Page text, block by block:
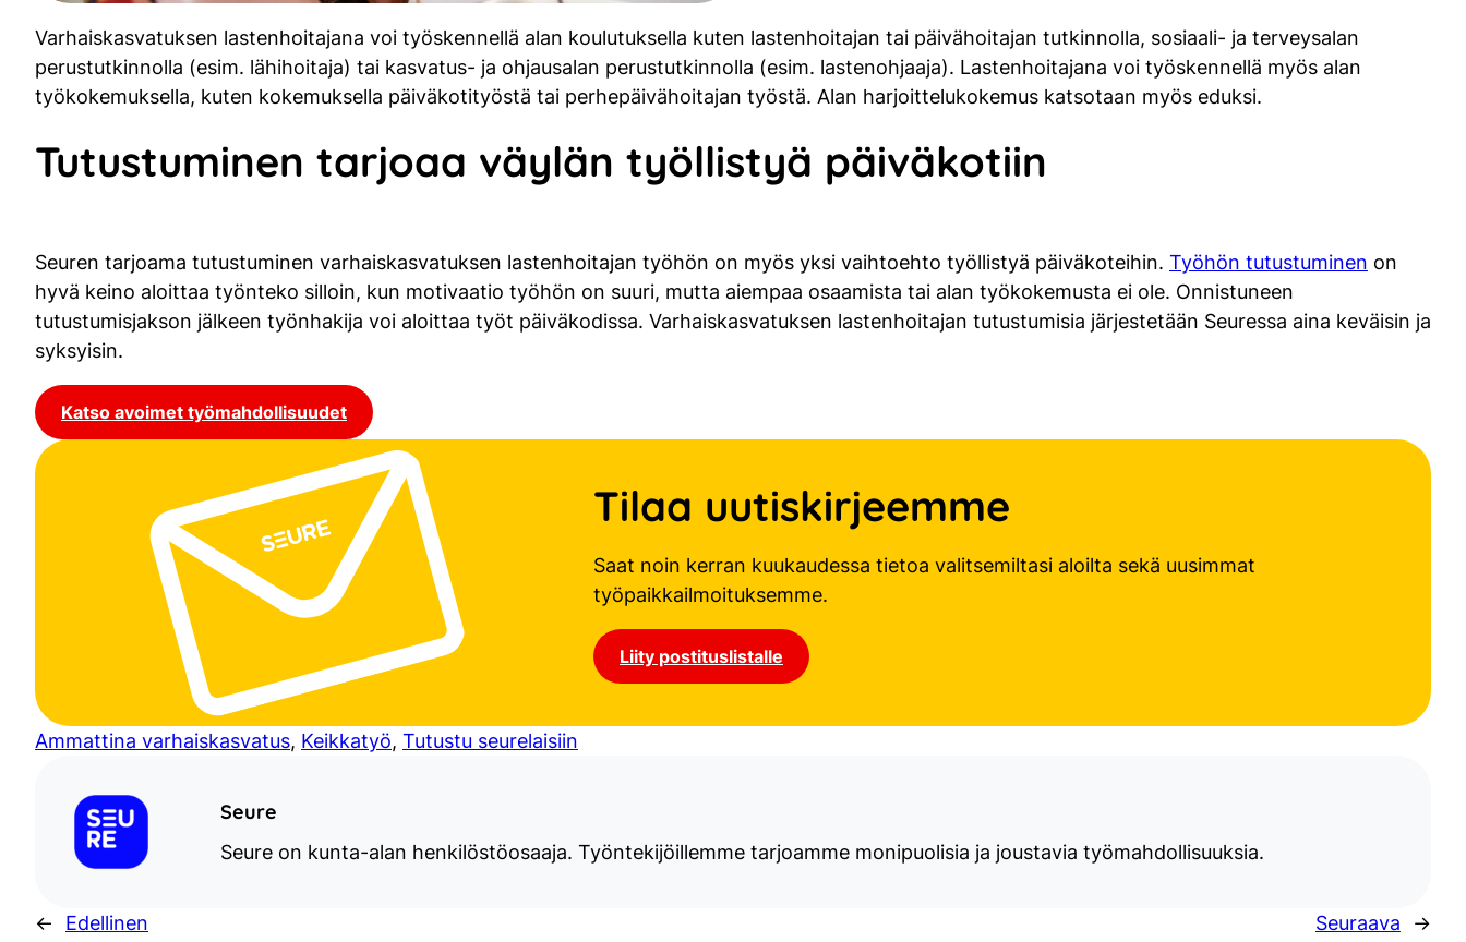
Varhaiskasvatuksen lastenhoitajana voi työskennellä alan koulutuksella kuten lastenhoitajan tai päivähoitajan tutkinnolla, sosiaali- ja terveysalan
perustutkinnolla (esim. lähihoitaja) tai kasvatus- ja ohjausalan perustutkinnolla (esim. lastenohjaaja). Lastenhoitajana voi työskennellä myös alan
työkokemuksella, kuten kokemuksella päiväkotityöstä tai perhepäivähoitajan työstä. Alan harjoittelukokemus katsotaan myös eduksi.
Tutustuminen tarjoaa väylän työllistyä päiväkotiin
Seuren tarjoama tutustuminen varhaiskasvatuksen lastenhoitajan työhön on myös yksi vaihtoehto työllistyä päiväkoteihin. Työhön tutustuminen on
hyvä keino aloittaa työnteko silloin, kun motivaatio työhön on suuri, mutta aiempaa osaamista tai alan työkokemusta ei ole. Onnistuneen
tutustumisjakson jälkeen työnhakija voi aloittaa työt päiväkodissa. Varhaiskasvatuksen lastenhoitajan tutustumisia järjestetään Seuressa aina keväisin ja
syksyisin.
Katso avoimet työmahdollisuudet
Tilaa uutiskirjeemme
Saat noin kerran kuukaudessa tietoa valitsemiltasi aloilta sekä uusimmat
työpaikkailmoituksemme.
Liity postituslistalle
Ammattina varhaiskasvatus, Keikkatyö, Tutustu seurelaisiin
Seure
Seure on kunta-alan henkilöstöosaaja. Työntekijöillemme tarjoamme monipuolisia ja joustavia työmahdollisuuksia.
← Edellinen Seuraava →